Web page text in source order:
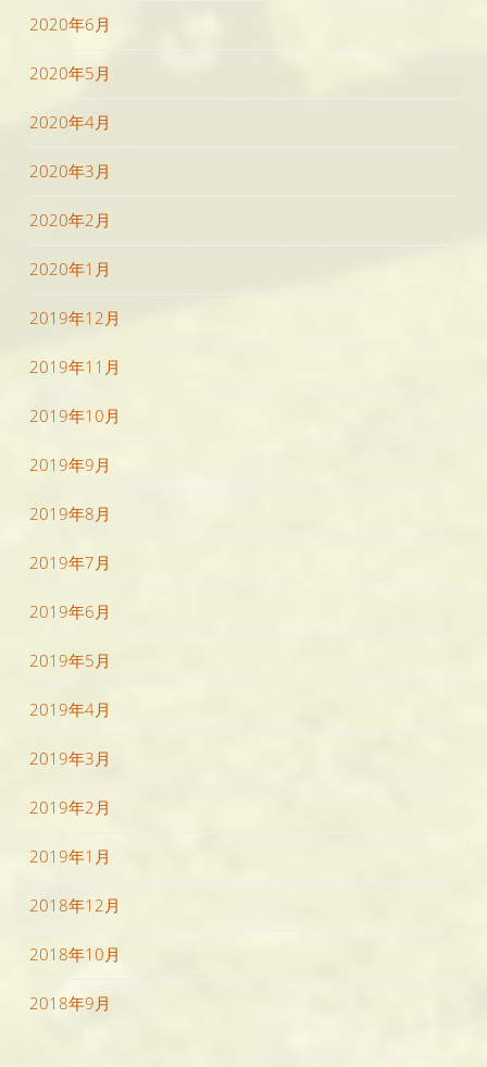
2020年6月
2020年5月
2020年4月
2020年3月
2020年2月
2020年1月
2019年12月
2019年11月
2019年10月
2019年9月
2019年8月
2019年7月
2019年6月
2019年5月
2019年4月
2019年3月
2019年2月
2019年1月
2018年12月
2018年10月
2018年9月